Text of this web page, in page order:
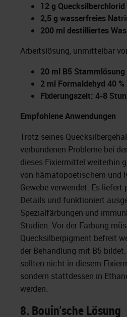
12 g Quecksilberchlorid
2,5 g wasserfreies
200 ml destilliertes
Arbeitslösung, unmittelbar
20 ml B5 Stammlösung
2 ml Formaldehyd 40 %
Fixierungszeit: 4-8
Empfohlene Anwendungen
Trotz seines
verbundenen Probleme bei
dieses Fixiermittel weiterhin
von hämatopoetischem und
Gewebe verwendet. Es liefert
Details und funktioniert
Spezialfärbungen und
Studien. Vor der Färbung
Quecksilberpigment befreit
der Behandlung mit B5
sollten nicht in diesem
sondern stattdessen in
werden.
8. Bouin'sche Lösung